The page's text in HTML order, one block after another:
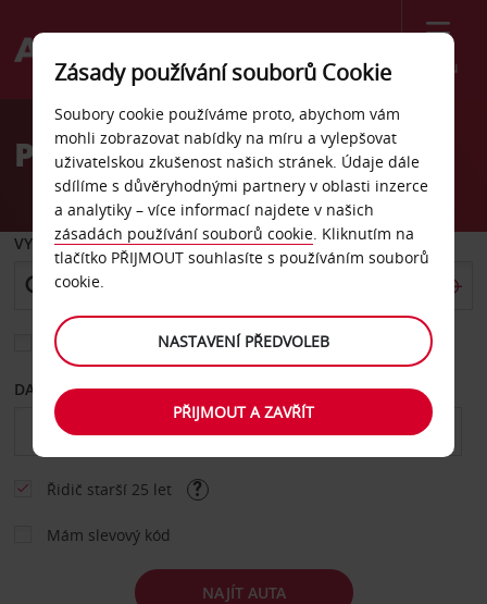
Menu
Welcome
AvisPronájem auta Sandton
VYZVEDNOUT Z
Vyberte si jiné místo vrácení
DATUM OD DATUM DO
Řidič starší 25 let
Mám slevový kód
NAJÍT AUTA
Zásady používání souborů Cookie
Soubory cookie používáme proto, abychom vám
mohli zobrazovat nabídky na míru a vylepšovat
uživatelskou zkušenost našich stránek. Údaje dále
sdílíme s důvěryhodnými partnery v oblasti inzerce
a analytiky – více informací najdete v našich
zásadách používání souborů cookie. Kliknutím na
tlačítko PŘIJMOUT souhlasíte s používáním souborů
cookie.
NASTAVENÍ PŘEDVOLEB
PŘIJMOUT A ZAVŘÍT